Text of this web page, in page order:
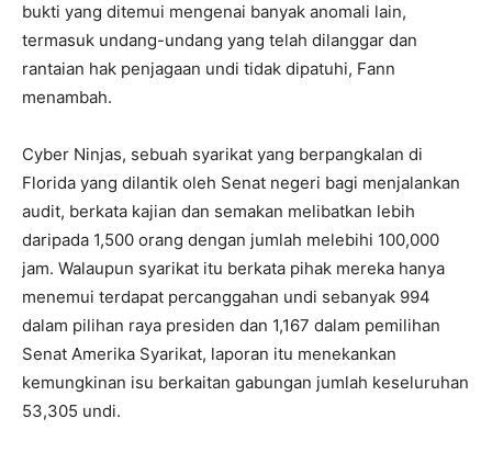
bukti yang ditemui mengenai banyak anomali lain,
termasuk undang-undang yang telah dilanggar dan
rantaian hak penjagaan undi tidak dipatuhi, Fann
menambah.
Cyber ​​Ninjas, sebuah syarikat yang berpangkalan di
Florida yang dilantik oleh Senat negeri bagi menjalankan
audit, berkata kajian dan semakan melibatkan lebih
daripada 1,500 orang dengan jumlah melebihi 100,000
jam. Walaupun syarikat itu berkata pihak mereka hanya
menemui terdapat percanggahan undi sebanyak 994
dalam pilihan raya presiden dan 1,167 dalam pemilihan
Senat Amerika Syarikat, laporan itu menekankan
kemungkinan isu berkaitan gabungan jumlah keseluruhan
53,305 undi.